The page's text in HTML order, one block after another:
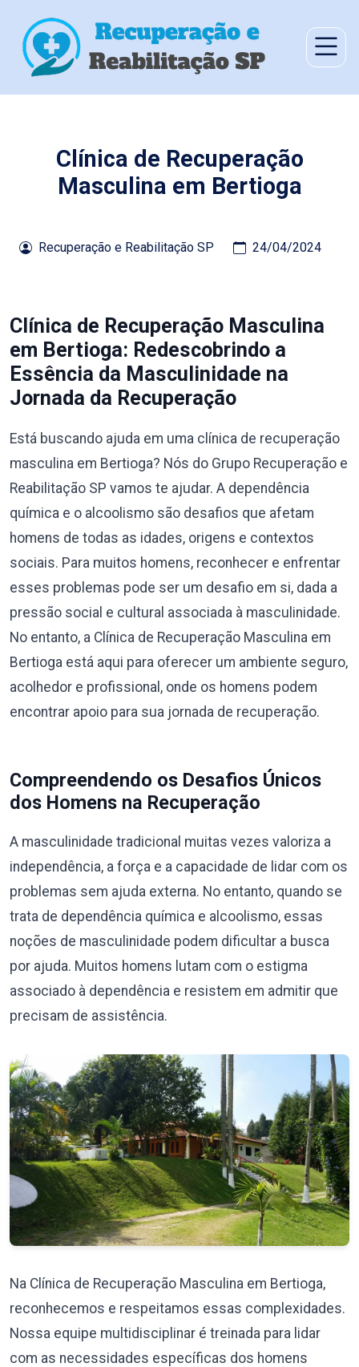
Clínica de Recuperação
Masculina em Bertioga
Recuperação e Reabilitação SP 24/04/2024
Clínica de Recuperação Masculina
em Bertioga: Redescobrindo a
Essência da Masculinidade na
Jornada da Recuperação
Está buscando ajuda em uma clínica de recuperação
masculina em Bertioga? Nós do Grupo Recuperação e
Reabilitação SP vamos te ajudar. A dependência
química e o alcoolismo são desafios que afetam
homens de todas as idades, origens e contextos
sociais. Para muitos homens, reconhecer e enfrentar
esses problemas pode ser um desafio em si, dada a
pressão social e cultural associada à masculinidade.
No entanto, a Clínica de Recuperação Masculina em
Bertioga está aqui para oferecer um ambiente seguro,
acolhedor e profissional, onde os homens podem
encontrar apoio para sua jornada de recuperação.
Compreendendo os Desafios Únicos
dos Homens na Recuperação
A masculinidade tradicional muitas vezes valoriza a
independência, a força e a capacidade de lidar com os
problemas sem ajuda externa. No entanto, quando se
trata de dependência química e alcoolismo, essas
noções de masculinidade podem dificultar a busca
por ajuda. Muitos homens lutam com o estigma
associado à dependência e resistem em admitir que
precisam de assistência.
Na Clínica de Recuperação Masculina em Bertioga,
reconhecemos e respeitamos essas complexidades.
Nossa equipe multidisciplinar é treinada para lidar
com as necessidades específicas dos homens